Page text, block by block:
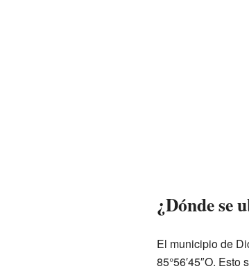
¿Dónde se
El municipio de
85°56′45″O.